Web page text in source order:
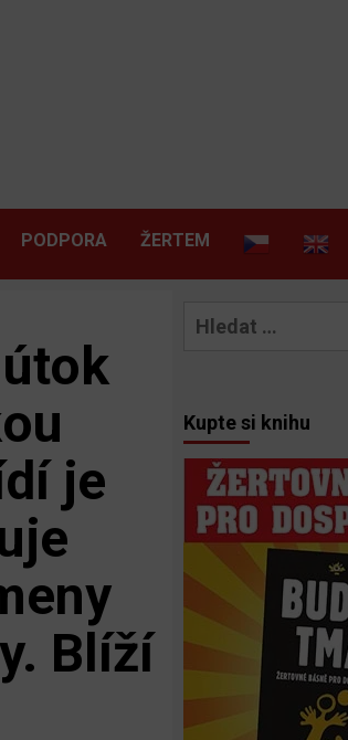
PODPORA ŽERTEM
je
Blíží
Vyhledávání
Kupte si knihu